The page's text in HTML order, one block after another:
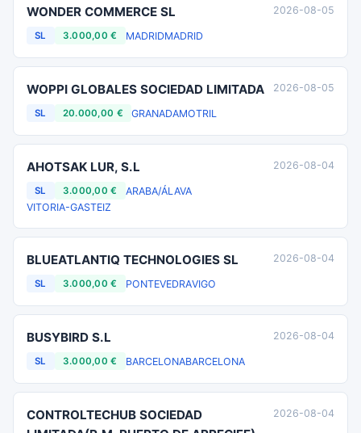
WONDER COMMERCE SL
SL 3.000,00 € MADRIDMADRID
2026-08-05
WOPPI GLOBALES SOCIEDAD LIMITADA
SL 20.000,00 € GRANADAMOTRIL
2026-08-05
AHOTSAK LUR, S.L
SL 3.000,00 €
ARABA/ÁLAVA
VITORIA-GASTEIZ
2026-08-04
BLUEATLANTIQ TECHNOLOGIES SL
SL 3.000,00 € PONTEVEDRAVIGO
2026-08-04
BUSYBIRD S.L
SL 3.000,00 € BARCELONABARCELONA
2026-08-04
CONTROLTECHUB SOCIEDAD
2026-08-04